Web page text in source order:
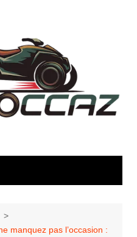
manquez pas l’occasion :